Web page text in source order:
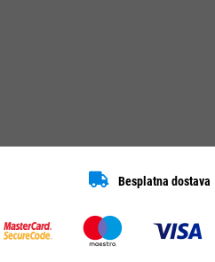
Besplatna dostava